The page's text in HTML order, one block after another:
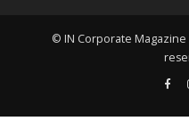
© IN Corporate